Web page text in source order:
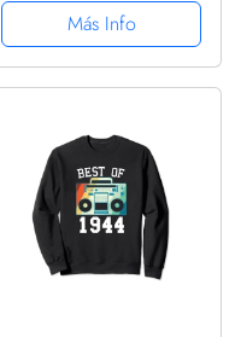
SudaderaMás Info